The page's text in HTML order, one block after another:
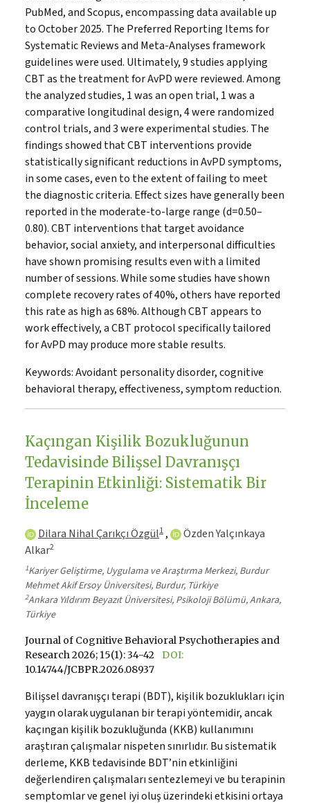
PubMed, and Scopus, encompassing data available up
to October 2025. The Preferred Reporting Items for
Systematic Reviews and Meta-Analyses framework
guidelines were used. Ultimately, 9 studies applying
CBT as the treatment for AvPD were reviewed. Among
the analyzed studies, 1 was an open trial, 1 was a
comparative longitudinal design, 4 were randomized
control trials, and 3 were experimental studies. The
findings showed that CBT interventions provide
statistically significant reductions in AvPD symptoms,
in some cases, even to the extent of failing to meet
the diagnostic criteria. Effect sizes have generally been
reported in the moderate-to-large range (d=0.50–
0.80). CBT interventions that target avoidance
behavior, social anxiety, and interpersonal difficulties
have shown promising results even with a limited
number of sessions. While some studies have shown
complete recovery rates of 40%, others have reported
this rate as high as 68%. Although CBT appears to
work effectively, a CBT protocol specifically tailored
for AvPD may produce more stable results.
Keywords:Avoidant personality disorder, cognitive
behavioral therapy, effectiveness, symptom reduction.
Kaçıngan Kişilik Bozukluğunun
Tedavisinde Bilişsel Davranışçı
Terapinin Etkinliği: Sistematik Bir
İnceleme
Dilara Nihal Çarıkçı Özgül1 ,
Özden Yalçınkaya
Alkar2
1Kariyer Geliştirme, Uygulama ve Araştırma Merkezi, Burdur
Mehmet Akif Ersoy Üniversitesi, Burdur, Türkiye
2Ankara Yıldırım Beyazıt Üniversitesi, Psikoloji Bölümü, Ankara,
Türkiye
Journal of Cognitive Behavioral Psychotherapies and
Research 2026; 15(1): 34-42
DOI:
10.14744/JCBPR.2026.08937
Bilişsel davranışçı terapi (BDT), kişilik bozuklukları için
yaygın olarak uygulanan bir terapi yöntemidir, ancak
kaçıngan kişilik bozukluğunda (KKB) kullanımını
araştıran çalışmalar nispeten sınırlıdır. Bu sistematik
derleme, KKB tedavisinde BDT’nin etkinliğini
değerlendiren çalışmaları sentezlemeyi ve bu terapinin
semptomlar ve genel iyi oluş üzerindeki etkisini ortaya